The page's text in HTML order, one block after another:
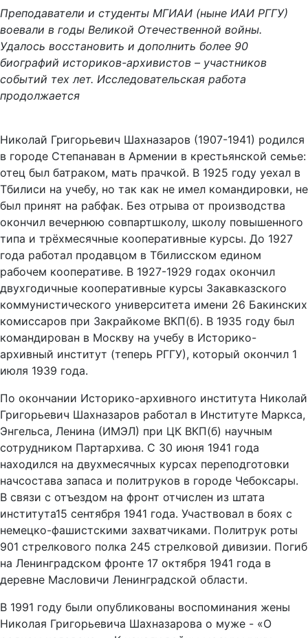
Преподаватели и студенты МГИАИ (ныне ИАИ РГГУ)
воевали в годы Великой Отечественной войны.
Удалось восстановить и дополнить более 90
биографий историков-архивистов – участников
событий тех лет. Исследовательская работа
продолжается
Николай Григорьевич Шахназаров (1907-1941) родился
в городе Степанаван в Армении в крестьянской семье:
отец был батраком, мать прачкой. В 1925 году уехал в
Тбилиси на учебу, но так как не имел командировки, не
был принят на рабфак. Без отрыва от производства
окончил вечернюю совпартшколу, школу повышенного
типа и трёхмесячные кооперативные курсы. До 1927
года работал продавцом в Тбилисском едином
рабочем кооперативе. В 1927-1929 годах окончил
двухгодичные кооперативные курсы Закавказского
коммунистического университета имени 26 Бакинских
комиссаров при Закрайкоме ВКП(б). В 1935 году был
командирован в Москву на учебу в Историко-
архивный институт (теперь РГГУ), который окончил 1
июля 1939 года.
По окончании Историко-архивного института Николай
Григорьевич Шахназаров работал в Институте Маркса,
Энгельса, Ленина (ИМЭЛ) при ЦК ВКП(б) научным
сотрудником Партархива. С 30 июня 1941 года
находился на двухмесячных курсах переподготовки
начсостава запаса и политруков в городе Чебоксары.
В связи с отъездом на фронт отчислен из штата
института15 сентября 1941 года. Участвовал в боях с
немецко-фашистскими захватчиками. Политрук роты
901 стрелкового полка 245 стрелковой дивизии. Погиб
на Ленинградском фронте 17 октября 1941 года в
деревне Масловичи Ленинградской области.
В 1991 году были опубликованы воспоминания жены
Николая Григорьевича Шахназарова о муже - «О